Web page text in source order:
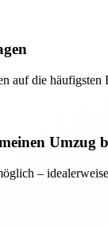
auf die häufigsten
Umzug
–